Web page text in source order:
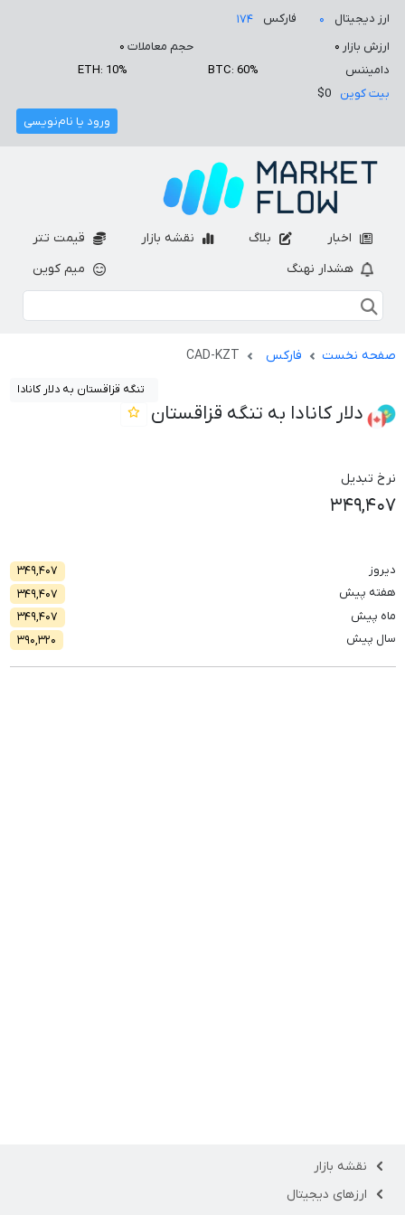
ارز دیجیتال ۰ فارکس
۱۷۴
ارزش بازار ۰ حجم معاملات ۰
دامیننس
BTC: 60%
ETH: 10%
بیت کوین
$0
ورود یا نام‌نویسی
اخبار بلاگ نقشه بازار
قیمت تتر
هشدار نهنگ
میم کوین
صفحه نخست فارکس CAD-KZT
تنگه قزاقستان به دلار کانادا
دلار کانادا به تنگه قزاقستان
نرخ تبدیل
۳۴۹,۴۰۷
دیروز
۳۴۹,۴۰۷
هفته پیش
۳۴۹,۴۰۷
ماه پیش
۳۴۹,۴۰۷
سال پیش
۳۹۰,۳۲۰
نقشه بازار
ارزهای دیجیتال